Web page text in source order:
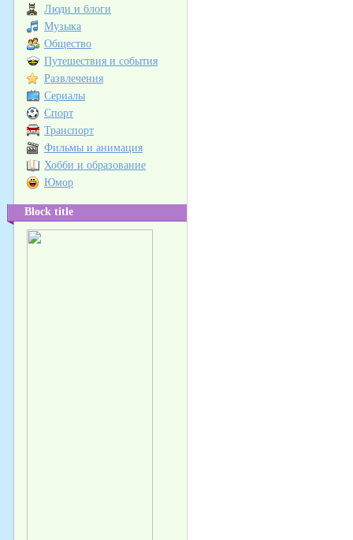
Люди и блоги
Музыка
Общество
Путешествия и события
Развлечения
Сериалы
Спорт
Транспорт
Фильмы и анимация
Хобби и образование
Юмор
Block title